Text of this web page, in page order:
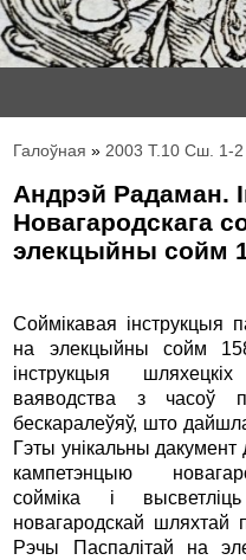
Галоўная » 2003 Т.10 Сш. 1-2
Андрэй Радаман.
Новагародскага
элекцыйны сойм
Соймікавая інструкцыя
на элекцыйны сойм
інструкцыя
ваяводства з часоў
бескаралеўяў, што
Гэты унікальны
кампетэнцыю
сойміка і
новагародскай шляхтай
Рэчы Паспалітай на